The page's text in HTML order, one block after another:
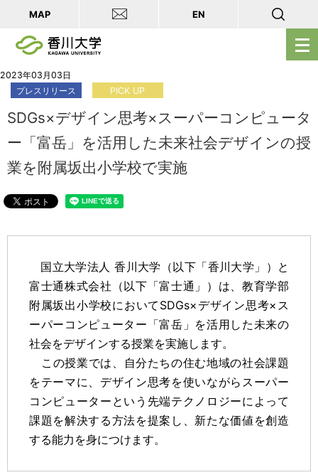
メ
ニ
を
く
MAP EN
2023年03月03日
プレスリリース
PICK UP
SDGs×デザイン思考×スーパーコンピュータ
ー「富岳」を活用した未来社会デザインの授
業を附属坂出小学校で実施
国立大学法人 香川大学（以下「香川大学」）と
富士通株式会社（以下「富士通」）は、教育学部
附属坂出小学校においてSDGs×デザイン思考×ス
ーパーコンピューター「富岳」を活用した未来の
社会をデザインする授業を実施します。
この授業では、自分たちの住む地域の社会課題
をテーマに、デザイン思考を使いながらスーパー
コンピューターという先端テクノロジーによって
課題を解決する方法を提案し、新たな価値を創造
する能力を身につけます。